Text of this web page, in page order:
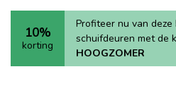
10%
korting
Profiteer nu van
schuifdeuren met de
HOOGZOMER